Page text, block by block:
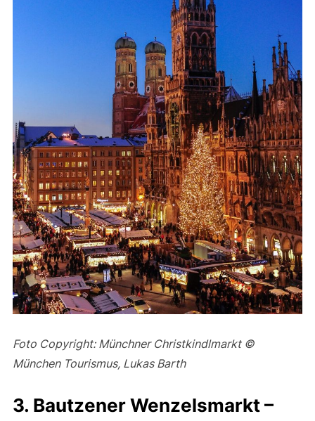
Foto Copyright: Münchner Christkindlmarkt ©
München Tourismus, Lukas Barth
3. Bautzener Wenzelsmarkt –